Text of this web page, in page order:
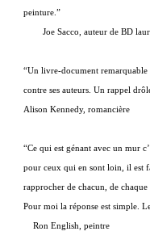
peinture.”
Joe Sacco, auteur de BD
“Un livre-document
contre ses auteurs. Un rappel
Alison Kennedy, romancière
“Ce qui est génant avec un mur
pour ceux qui en sont loin, il est
rapprocher de chacun, de
Pour moi la réponse est simple.
Ron English, peintre